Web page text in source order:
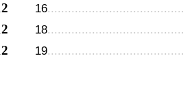
16
18
19